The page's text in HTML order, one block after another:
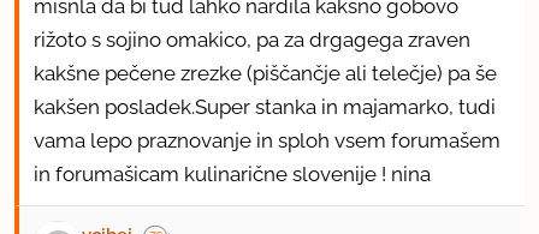
misnla da bi tud lahko nardila kakšno gobovo
rižoto s sojino omakico, pa za drgagega zraven
kakšne pečene zrezke (piščančje ali telečje) pa še
kakšen posladek.Super stanka in majamarko, tudi
vama lepo praznovanje in sploh vsem forumašem
in forumašicam kulinarične slovenije ! nina